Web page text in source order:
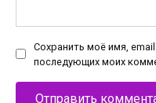
Сохранить моё имя,
последующих моих